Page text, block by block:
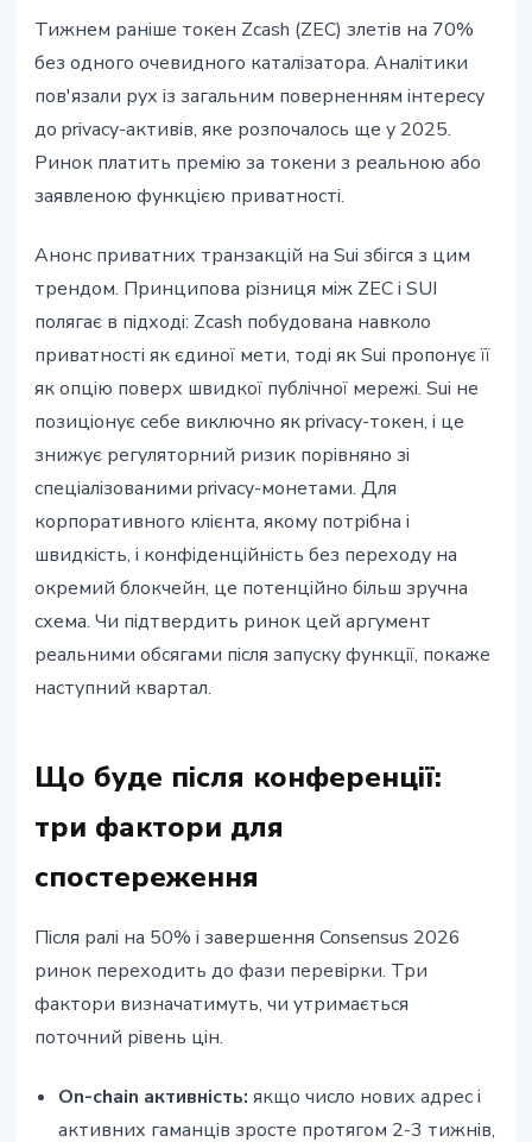
Тижнем раніше токен Zcash (ZEC) злетів на 70%
без одного очевидного каталізатора. Аналітики
пов'язали рух із загальним поверненням інтересу
до privacy-активів, яке розпочалось ще у 2025.
Ринок платить премію за токени з реальною або
заявленою функцією приватності.
Анонс приватних транзакцій на Sui збігся з цим
трендом. Принципова різниця між ZEC і SUI
полягає в підході: Zcash побудована навколо
приватності як єдиної мети, тоді як Sui пропонує її
як опцію поверх швидкої публічної мережі. Sui не
позиціонує себе виключно як privacy-токен, і це
знижує регуляторний ризик порівняно зі
спеціалізованими privacy-монетами. Для
корпоративного клієнта, якому потрібна і
швидкість, і конфіденційність без переходу на
окремий блокчейн, це потенційно більш зручна
схема. Чи підтвердить ринок цей аргумент
реальними обсягами після запуску функції, покаже
наступний квартал.
Що буде після конференції:
три фактори для
спостереження
Після ралі на 50% і завершення Consensus 2026
ринок переходить до фази перевірки. Три
фактори визначатимуть, чи утримається
поточний рівень цін.
On-chain активність: якщо число нових адрес і
активних гаманців зросте протягом 2-3 тижнів,